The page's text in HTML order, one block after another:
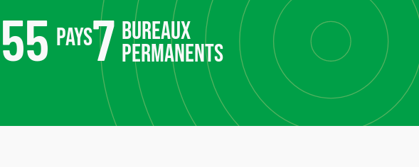
pays
55 bureaux
permanents
7